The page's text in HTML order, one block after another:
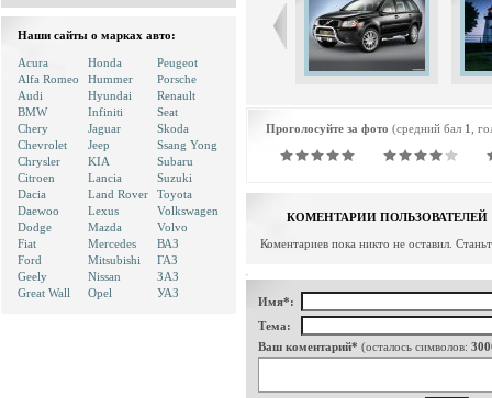
Наши сайты о марках авто:
Acura
Alfa Romeo
Audi
BMW
Chery
Chevrolet
Chrysler
Citroen
Dacia
Daewoo
Dodge
Fiat
Ford
Geely
Great Wall
Honda
Hummer
Hyundai
Infiniti
Jaguar
Jeep
KIA
Lancia
Land Rover
Lexus
Mazda
Mercedes
Mitsubishi
Nissan
Opel
Peugeot
Porsche
Renault
Seat
Skoda
Ssang Yong
Subaru
Suzuki
Toyota
Volkswagen
Volvo
ВАЗ
ГАЗ
ЗАЗ
УАЗ
Проголосуйте за фото (средний бал 1 ,
КОМЕНТАРИИ ПОЛЬЗОВАТЕЛЕЙ
Коментариев пока никто не оставил.
Имя*:
Тема:
Ваш коментарий* (осталось символов: